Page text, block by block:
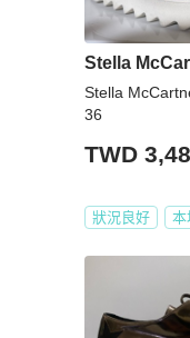
Stella
Stella
36
TWD
狀況良好 本